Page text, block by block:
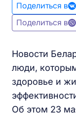
Поделиться в
Поделиться в
Новости
люди,
здоровье и
Об этом 23